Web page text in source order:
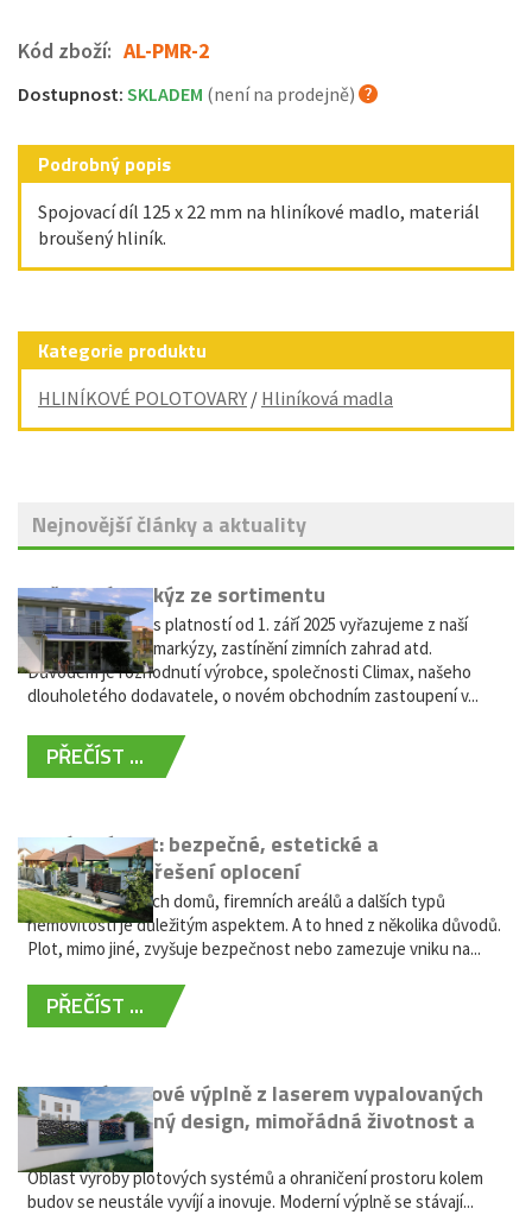
Kód zboží: AL-PMR-2
Dostupnost: SKLADEM (není na prodejně)
Podrobný popis
Spojovací díl 125 x 22 mm na hliníkové madlo, materiál
broušený hliník.
Kategorie produktu
HLINÍKOVÉ POLOTOVARY / Hliníková madla
Nejnovější články a aktuality
Vyřazení markýz ze sortimentu
Vážení zákazníci, s platností od 1. září 2025 vyřazujeme z naší
nabídky výsuvné markýzy, zastínění zimních zahrad atd.
Důvodem je rozhodnutí výrobce, společnosti Climax, našeho
dlouholetého dodavatele, o novém obchodním zastoupení v...
PŘEČÍST ...
Hliníkový plot: bezpečné, estetické a
bezúdržbové řešení oplocení
Oplocení rodinných domů, firemních areálů a dalších typů
nemovitostí je důležitým aspektem. A to hned z několika důvodů.
Plot, mimo jiné, zvyšuje bezpečnost nebo zamezuje vniku na...
PŘEČÍST ...
Moderní plotové výplně z laserem vypalovaných
kovů: výjimečný design, mimořádná životnost a
žádná údržba
Oblast výroby plotových systémů a ohraničení prostoru kolem
budov se neustále vyvíjí a inovuje. Moderní výplně se stávají...